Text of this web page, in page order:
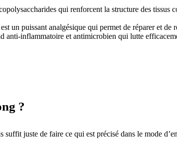
qui renforcent la structure des
un puissant analgésique qui permet de réparer et de
anti-inflammatoire et antimicrobien qui lutte
?
juste de faire ce qui est précisé dans le mode